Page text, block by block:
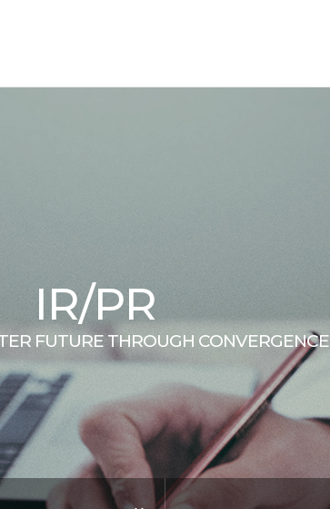
IR/PR
FUTURE THROUGH CONVERGENCE